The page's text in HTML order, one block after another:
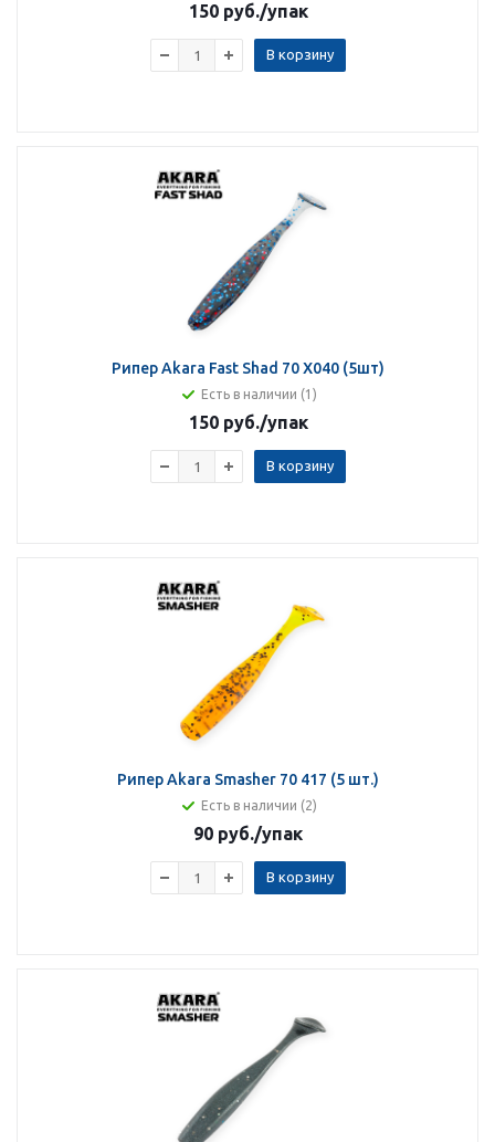
150 руб./упак
В корзину
Рипер Akara Fast Shad 70 X040 (5шт)
Есть в наличии (1)
150 руб./упак
В корзину
Рипер Akara Smasher 70 417 (5 шт.)
Есть в наличии (2)
90 руб./упак
В корзину